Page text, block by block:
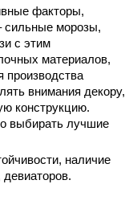
факторы,
сильные морозы,
с этим
материалов,
производства
внимания декору,
конструкцию.
выбирать лучшие
наличие